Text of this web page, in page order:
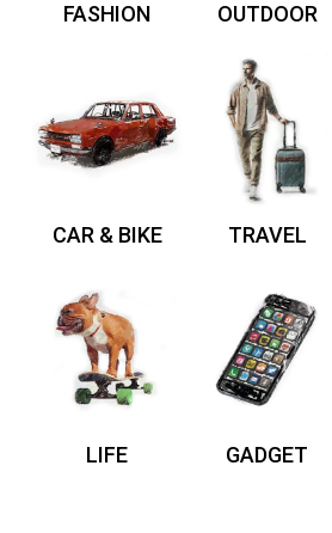
FASHION OUTDOOR
CAR & BIKE TRAVEL
LIFE GADGET